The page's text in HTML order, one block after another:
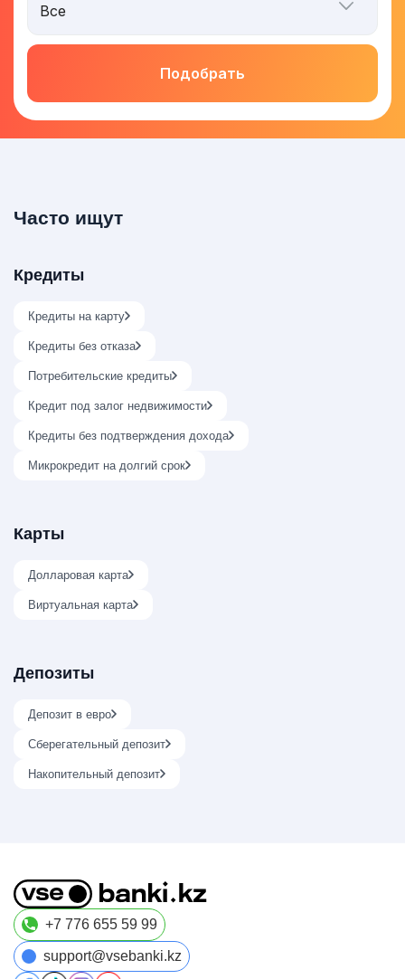
Подобрать
Часто ищут
Кредиты
Кредиты на карту
Кредиты без отказа
Потребительские кредиты
Кредит под залог недвижимости
Кредиты без подтверждения дохода
Микрокредит на долгий срок
Карты
Долларовая карта
Виртуальная карта
Депозиты
Депозит в евро
Сберегательный депозит
Накопительный депозит
+7 776 655 59 99
support@vsebanki.kz